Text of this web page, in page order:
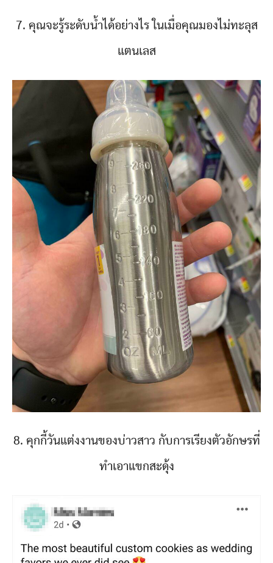
7. คุณจะรู้ระดับน้ำได้อย่างไร ในเมื่อคุณมองไม่ทะลุส
แตนเลส
8. คุกกี้วันแต่งงานของบ่าวสาว กับการเรียงตัวอักษรที่
ทำเอาแขกสะดุ้ง